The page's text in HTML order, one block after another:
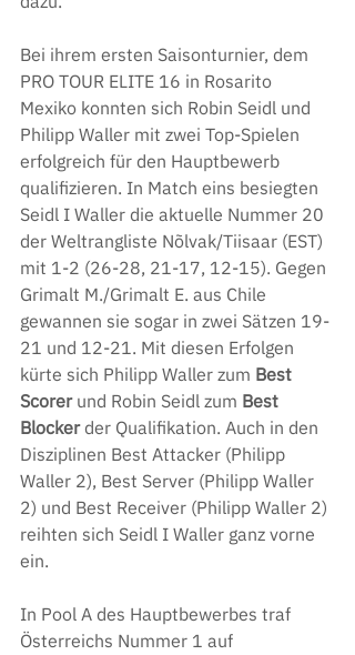
Bei ihrem ersten Saisonturnier, dem
PRO TOUR ELITE 16 in Rosarito
Mexiko konnten sich Robin Seidl und
Philipp Waller mit zwei Top-Spielen
erfolgreich für den Hauptbewerb
qualifizieren. In Match eins besiegten
Seidl I Waller die aktuelle Nummer 20
der Weltrangliste Nõlvak/Tiisaar (EST)
mit 1-2 (26-28, 21-17, 12-15). Gegen
Grimalt M./Grimalt E. aus Chile
gewannen sie sogar in zwei Sätzen 19-
21 und 12-21. Mit diesen Erfolgen
kürte sich Philipp Waller zum Best
Scorer und Robin Seidl zum Best
Blocker der Qualifikation. Auch in den
Disziplinen Best Attacker (Philipp
Waller 2), Best Server (Philipp Waller
2) und Best Receiver (Philipp Waller 2)
reihten sich Seidl I Waller ganz vorne
ein.
In Pool A des Hauptbewerbes traf
Österreichs Nummer 1 auf